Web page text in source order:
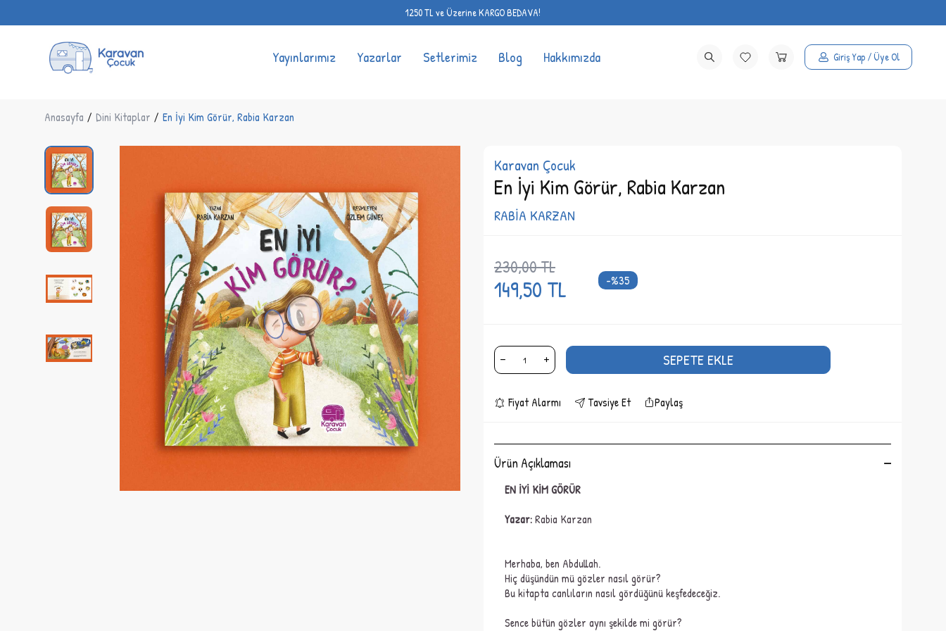
1250 TL ve Üzerine KARGO BEDAVA!
Yayınlarımız Yazarlar Setlerimiz Blog Hakkımızda Giriş Yap / Üye Ol
Anasayfa / Dini Kitaplar / En İyi Kim Görür, Rabia Karzan
Karavan Çocuk
En İyi Kim Görür, Rabia Karzan
RABİA KARZAN
230,00TL
149,50 TL -%35
SEPETE EKLE
Fiyat Alarmı Tavsiye Et Paylaş
Ürün Açıklaması
EN İYİ KİM GÖRÜR
Yazar:Rabia Karzan
Merhaba, ben Abdullah.
Hiç düşündün mü gözler nasıl görür?
Bu kitapta canlıların nasıl gördüğünü keşfedeceğiz.
Sence bütün gözler aynı şekilde mi görür?